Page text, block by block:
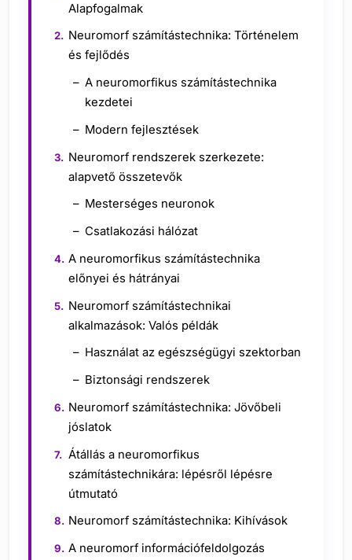
Alapfogalmak
Neuromorf számítástechnika: Történelem
és fejlődés
A neuromorfikus számítástechnika
kezdetei
Modern fejlesztések
Neuromorf rendszerek szerkezete:
alapvető összetevők
Mesterséges neuronok
Csatlakozási hálózat
A neuromorfikus számítástechnika
előnyei és hátrányai
Neuromorf számítástechnikai
alkalmazások: Valós példák
Használat az egészségügyi szektorban
Biztonsági rendszerek
Neuromorf számítástechnika: Jövőbeli
jóslatok
Átállás a neuromorfikus
számítástechnikára: lépésről lépésre
útmutató
Neuromorf számítástechnika: Kihívások
A neuromorf információfeldolgozás